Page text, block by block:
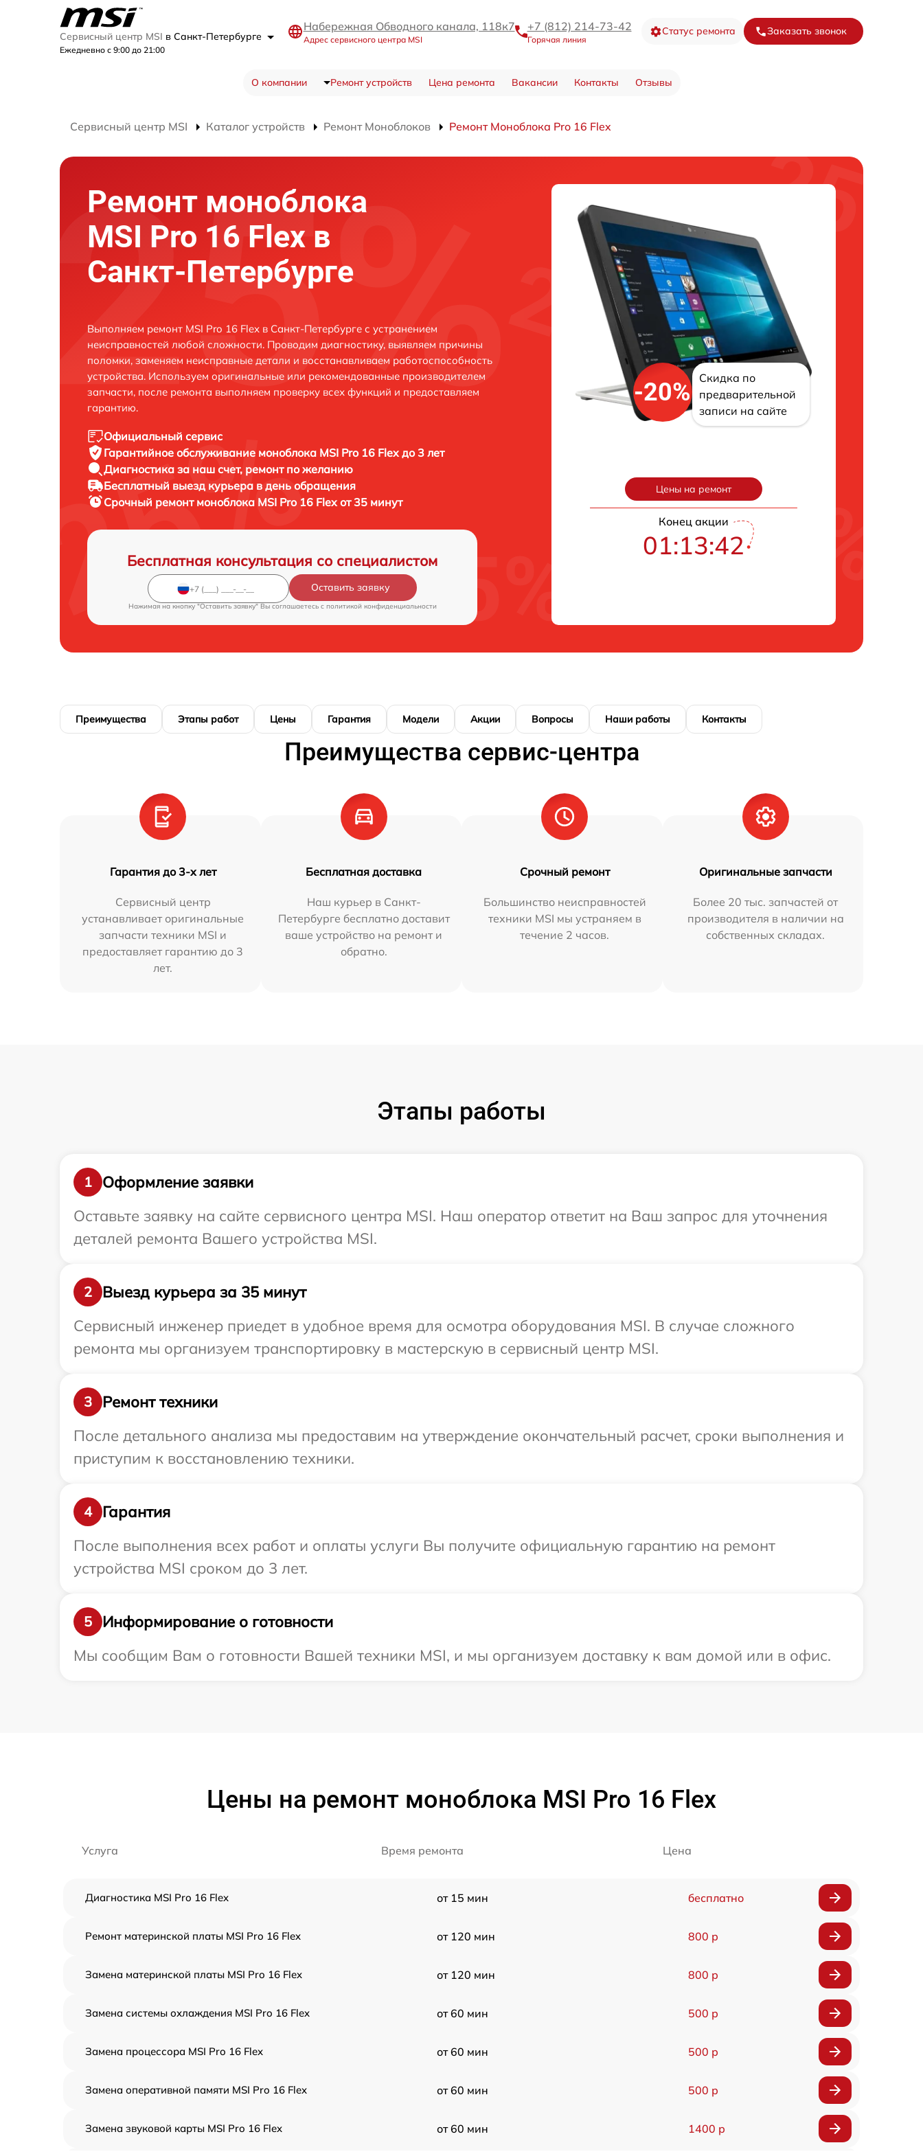
Сервисный центр MSI в Санкт-Петербурге
Ежедневно с 9:00 до 21:00
Набережная Обводного канала, 118к7
Адрес сервисного центра MSI
+7 (812) 214-73-42
Горячая линия
Статус ремонта Заказать звонок
О компании Ремонт устройств Цена ремонта Вакансии Контакты Отзывы
Сервисный центр MSI Каталог устройств Ремонт Моноблоков Ремонт Моноблока Pro 16 Flex
Ремонт моноблока
MSI Pro 16 Flex в
Санкт-Петербурге
Выполняем ремонт MSI Pro 16 Flex в Санкт-Петербурге с устранением
неисправностей любой сложности. Проводим диагностику, выявляем причины
поломки, заменяем неисправные детали и восстанавливаем работоспособность
устройства. Используем оригинальные или рекомендованные производителем
запчасти, после ремонта выполняем проверку всех функций и предоставляем
гарантию.
Официальный сервис
Гарантийное обслуживание моноблока MSI Pro 16 Flex до 3 лет
Диагностика за наш счет, ремонт по желанию
Бесплатный выезд курьера в день обращения
Срочный ремонт моноблока MSI Pro 16 Flex от 35 минут
Бесплатная консультация со специалистом
Оставить заявку
Нажимая на кнопку "Оставить заявку" Вы соглашаетесь c политикой конфиденциальности
-20%
Скидка по
предварительной
записи на сайте
Цены на ремонт
Конец акции
01:13:41
Преимущества Этапы работ Цены Гарантия Модели Акции Вопросы Наши работы Контакты
Преимущества сервис-центра
Гарантия до 3-х лет
Сервисный центр
устанавливает оригинальные
запчасти техники MSI и
предоставляет гарантию до 3
лет.
Бесплатная доставка
Наш курьер в Санкт-
Петербурге бесплатно доставит
ваше устройство на ремонт и
обратно.
Срочный ремонт
Большинство неисправностей
техники MSI мы устраняем в
течение 2 часов.
Оригинальные запчасти
Более 20 тыс. запчастей от
производителя в наличии на
собственных складах.
Этапы работы
1
Оформление заявки
Оставьте заявку на сайте сервисного центра MSI. Наш оператор ответит на Ваш запрос для уточнения
деталей ремонта Вашего устройства MSI.
2
Выезд курьера за 35 минут
Сервисный инженер приедет в удобное время для осмотра оборудования MSI. В случае сложного
ремонта мы организуем транспортировку в мастерскую в сервисный центр MSI.
3
Ремонт техники
После детального анализа мы предоставим на утверждение окончательный расчет, сроки выполнения и
приступим к восстановлению техники.
4
Гарантия
После выполнения всех работ и оплаты услуги Вы получите официальную гарантию на ремонт
устройства MSI сроком до 3 лет.
5
Информирование о готовности
Мы сообщим Вам о готовности Вашей техники MSI, и мы организуем доставку к вам домой или в офис.
Цены на ремонт моноблока MSI Pro 16 Flex
Услуга Время ремонта Цена
Диагностика MSI Pro 16 Flex от 15 мин бесплатно
Ремонт материнской платы MSI Pro 16 Flex от 120 мин 800 р
Замена материнской платы MSI Pro 16 Flex от 120 мин 800 р
Замена системы охлаждения MSI Pro 16 Flex от 60 мин 500 р
Замена процессора MSI Pro 16 Flex от 60 мин 500 р
Замена оперативной памяти MSI Pro 16 Flex от 60 мин 500 р
Замена звуковой карты MSI Pro 16 Flex от 60 мин 1400 р